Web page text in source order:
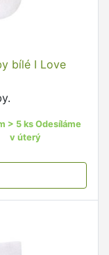
bílé I Love
> 5 ks Odesíláme
v úterý